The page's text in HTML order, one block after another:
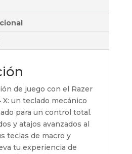
de juego con el Razer
un teclado mecánico
para un control total.
y atajos avanzados al
teclas de macro y
tu experiencia de